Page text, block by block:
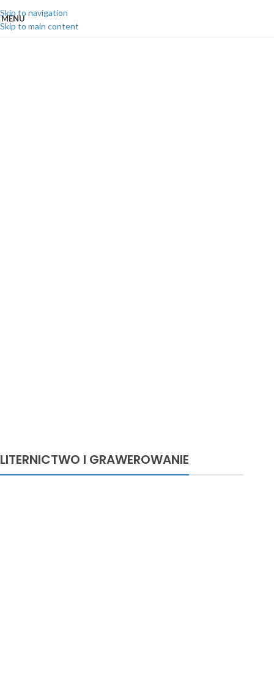
Skip to navigation
Skip to main content
MENU
LITERNICTWO I GRAWEROWANIE